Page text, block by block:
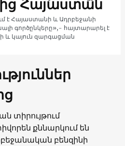
Հայաստան
է Հայաստանի և Ադրբեջանի
գործընկերը»,- հայտարարել է
և կայուն զարգացման
տիրույթում
քննարկում են
բենզինի